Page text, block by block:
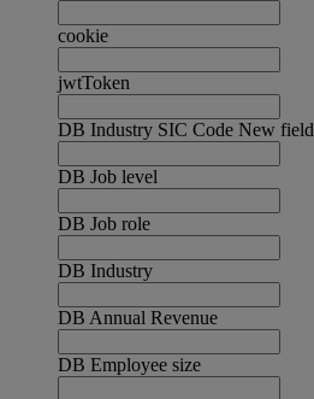
cookie
jwtToken
DB Industry SIC Code New field
DB Job level
DB Job role
DB Industry
DB Annual Revenue
DB Employee size